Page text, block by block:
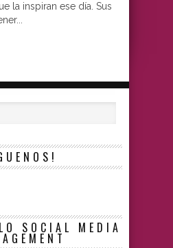
la inspiran ese día. Sus
SOCIAL MEDIA